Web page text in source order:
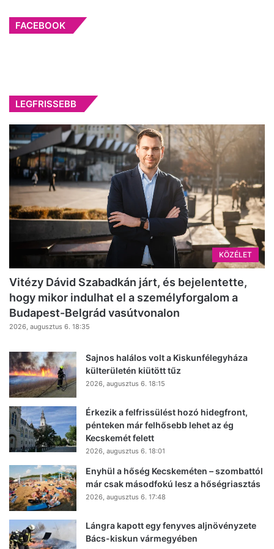
FACEBOOK
LEGFRISSEBB
KÖZÉLET
Vitézy Dávid Szabadkán járt, és bejelentette,
hogy mikor indulhat el a személyforgalom a
Budapest-Belgrád vasútvonalon
2026, augusztus 6. 18:35
Sajnos halálos volt a Kiskunfélegyháza
külterületén kiütött tűz
2026, augusztus 6. 18:15
Érkezik a felfrissülést hozó hidegfront,
pénteken már felhősebb lehet az ég
Kecskemét felett
2026, augusztus 6. 18:01
Enyhül a hőség Kecskeméten – szombattól
már csak másodfokú lesz a hőségriasztás
2026, augusztus 6. 17:48
Lángra kapott egy fenyves aljnövényzete
Bács-kiskun vármegyében